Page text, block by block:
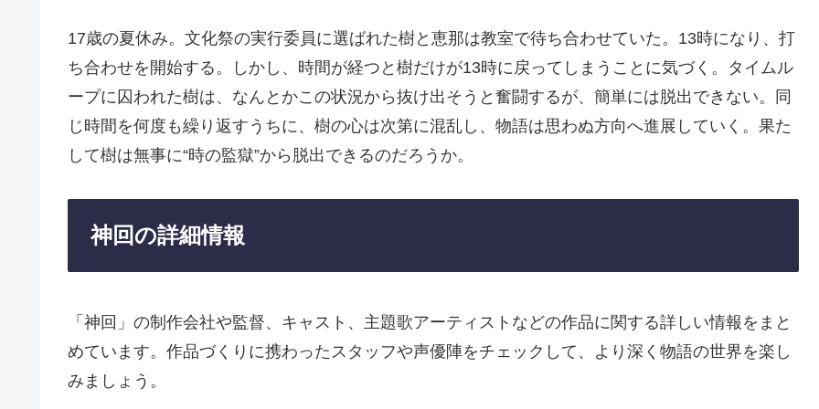
17歳の夏休み。文化祭の実行委員に選ばれた樹と恵那は教室で待ち合わせていた。13時になり、打
ち合わせを開始する。しかし、時間が経つと樹だけが13時に戻ってしまうことに気づく。タイムル
ープに囚われた樹は、なんとかこの状況から抜け出そうと奮闘するが、簡単には脱出できない。同
じ時間を何度も繰り返すうちに、樹の心は次第に混乱し、物語は思わぬ方向へ進展していく。果た
して樹は無事に“時の監獄”から脱出できるのだろうか。
神回の詳細情報
「神回」の制作会社や監督、キャスト、主題歌アーティストなどの作品に関する詳しい情報をまと
めています。作品づくりに携わったスタッフや声優陣をチェックして、より深く物語の世界を楽し
みましょう。